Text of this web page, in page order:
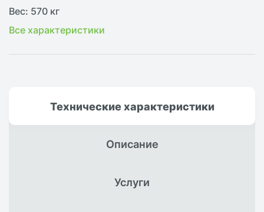
Вес: 570 кг
Все характеристики
Техническиехарактеристики
Описание
Услуги